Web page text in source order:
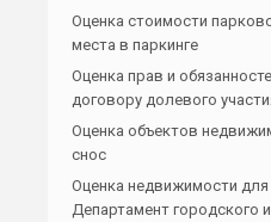
Оценка стоимости
места в паркинге
Оценка прав и
договору долевого
Оценка объектов
снос
Оценка недвижимости для
Департамент городского